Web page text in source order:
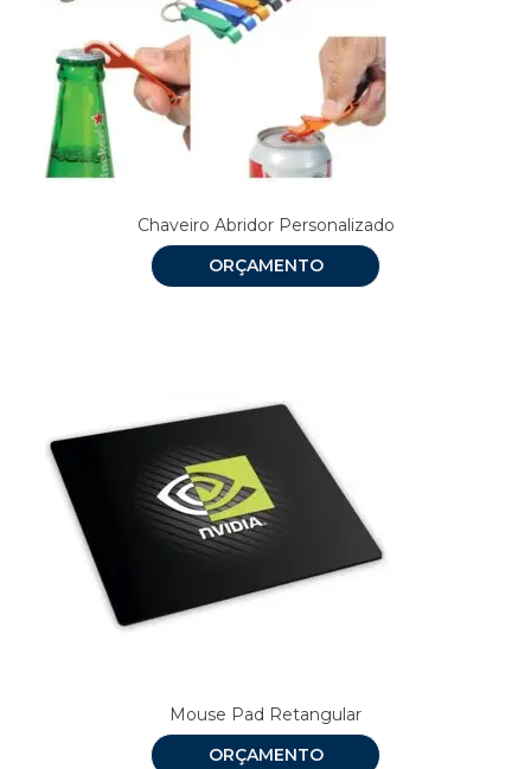
Chaveiro Abridor Personalizado
ORÇAMENTO
Mouse Pad Retangular
ORÇAMENTO